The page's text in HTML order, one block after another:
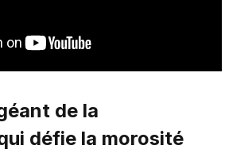
de la
défie la morosité